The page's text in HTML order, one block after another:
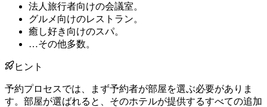
法人旅行者向けの会議室。
グルメ向けのレストラン。
癒し好き向けのスパ。
…その他多数。
ヒント
予約プロセスでは、まず予約者が部屋を選ぶ必要がありま
す。部屋が選ばれると、そのホテルが提供するすべての追加